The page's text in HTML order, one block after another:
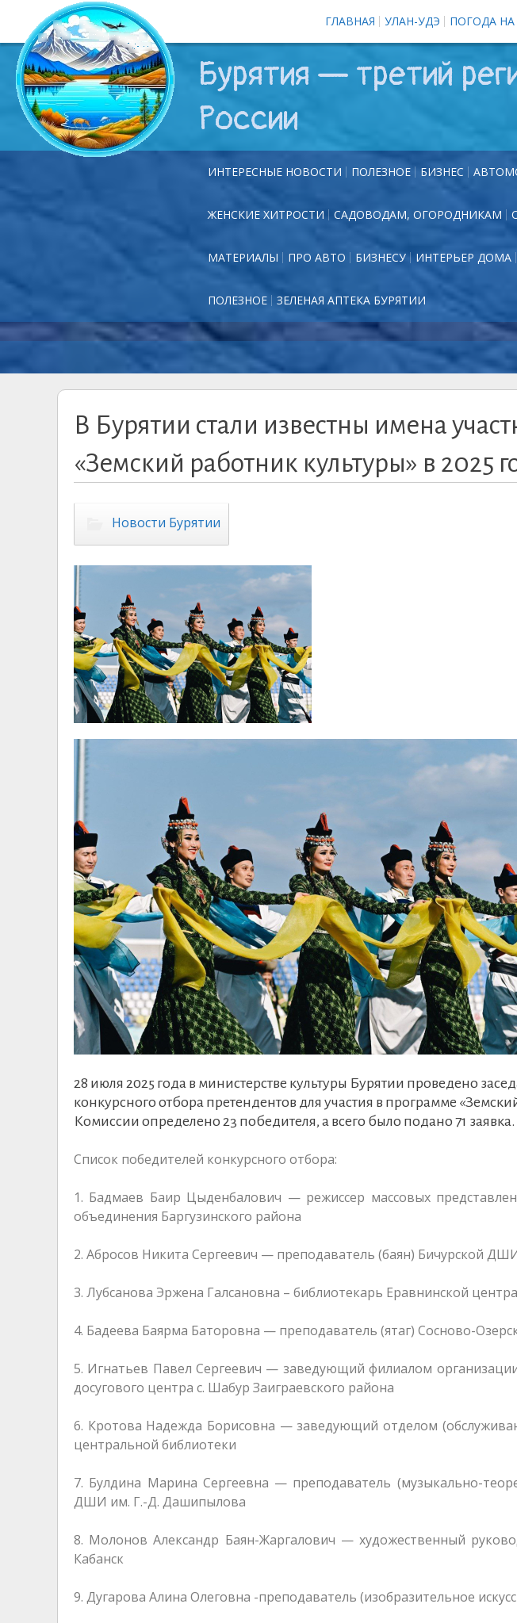
ГЛАВНАЯ УЛАН-УДЭ ПОГОДА НА
Бурятия — третий
России
ИНТЕРЕСНЫЕ НОВОСТИ ПОЛЕЗНОЕ БИЗНЕС
ЖЕНСКИЕ ХИТРОСТИ САДОВОДАМ, ОГОРОДНИКАМ
МАТЕРИАЛЫ ПРО АВТО БИЗНЕСУ ИНТЕРЬЕР ДОМА
ПОЛЕЗНОЕ ЗЕЛЕНАЯ АПТЕКА БУРЯТИИ
В Бурятии стали известны имена
«Земский работник культуры» в 2025
Новости Бурятии
28 июля 2025 года в министерстве культуры Бурятии проведено
конкурсного отбора претендентов для участия в программе
Комиссии определено 23 победителя, а всего было подано 71 заявка.
Список победителей конкурсного отбора:
1. Бадмаев Баир Цыденбалович — режиссер массовых
объединения Баргузинского района
2. Абросов Никита Сергеевич — преподаватель (баян) Бичурской
3. Лубсанова Эржена Галсановна – библиотекарь Еравнинской
4. Бадеева Баярма Баторовна — преподаватель (ятаг) Сосново-
5. Игнатьев Павел Сергеевич — заведующий филиалом
досугового центра с. Шабур Заиграевского района
6. Кротова Надежда Борисовна — заведующий отделом
центральной библиотеки
7. Булдина Марина Сергеевна — преподаватель (музыкально-
ДШИ им. Г.-Д. Дашипылова
8. Молонов Александр Баян-Жаргалович — художественный
Кабанск
9. Дугарова Алина Олеговна -преподаватель (изобразительное